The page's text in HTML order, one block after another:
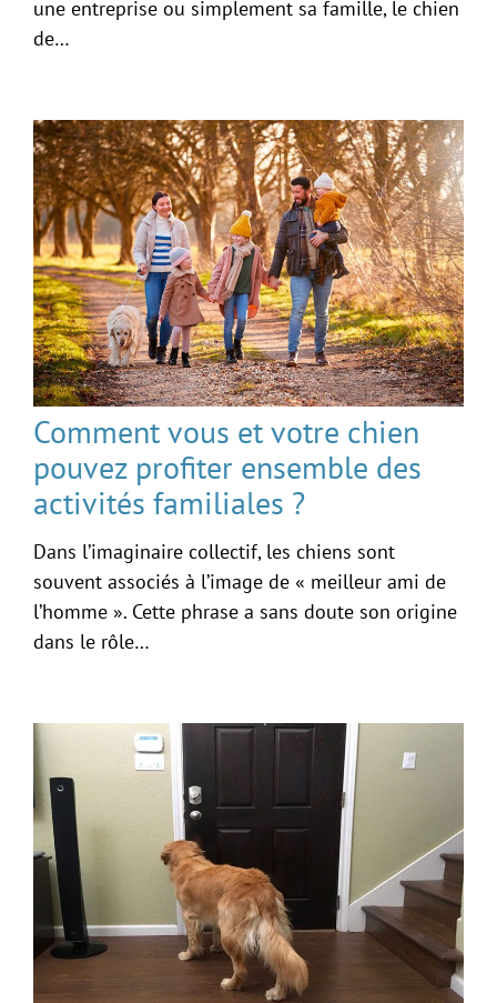
une entreprise ou simplement sa famille, le chien
de…
Comment vous et votre chien
pouvez profiter ensemble des
activités familiales ?
Dans l’imaginaire collectif, les chiens sont
souvent associés à l’image de « meilleur ami de
l’homme ». Cette phrase a sans doute son origine
dans le rôle…